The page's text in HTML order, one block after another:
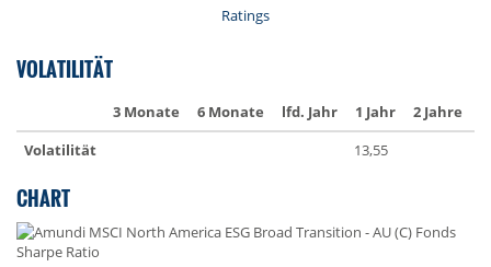
Ratings
VOLATILITÄT
3 Monate 6 Monate lfd. Jahr 1 Jahr 2 Jahre
Volatilität
13,55
CHART